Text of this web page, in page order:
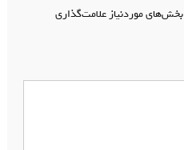
بخش‌های موردنیاز علامت‌گذاری